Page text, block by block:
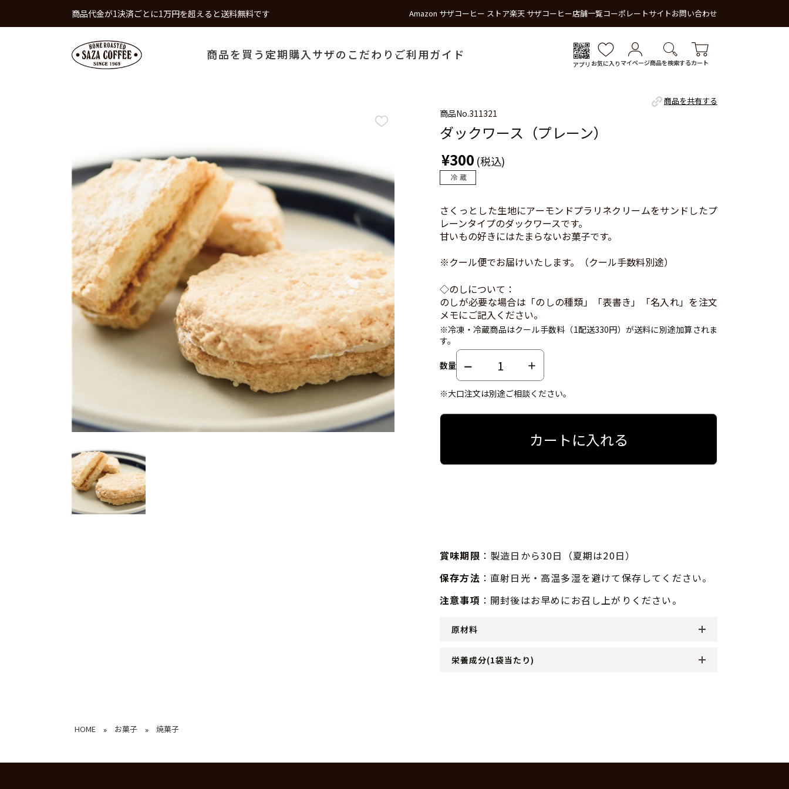
商品代金が1決済ごとに1万円を超えると送料無料です Amazon サザコーヒー ストア楽天 サザコーヒー店舗一覧コーポレートサイトお問い合わせ
商品を買う 定期購入 サザのこだわり ご利用ガイド
アプリ お気に入り マイページ商品を検索するカート
商品を共有する
商品No.311321
ダックワース（プレーン）
¥300 (税込)
さくっとした生地にアーモンドプラリネクリームをサンドしたプ
レーンタイプのダックワースです。
甘いもの好きにはたまらないお菓子です。
※クール便でお届けいたします。（クール手数料別途）
◇のしについて：
のしが必要な場合は「のしの種類」「表書き」「名入れ」を注文
メモにご記入ください。
※冷凍・冷蔵商品はクール手数料（1配送330円）が送料に別途加算されま
す。
数量
※大口注文は別途ご相談ください。
カートに入れる
賞味期限 ：製造日から30日（夏期は20日）
保存方法 ：直射日光・高温多湿を避けて保存してください。
注意事項 ：開封後はお早めにお召し上がりください。
原材料
栄養成分(1袋当たり)
HOME » お菓子 » 焼菓子